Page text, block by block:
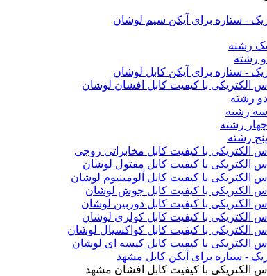
سیم لوشان
رشته
رشته
کابل لوشان
کابل افشان لوشان
رشته
سه رشته
رشته
رشته
کابل مخابراتی زوجی
کابل مفتول لوشان
کابل آلومینیوم لوشان
کابل جوش لوشان
کابل دوربین لوشان
کابل کولری لوشان
کابل کواکسیال لوشان
کابل کیسه ای لوشان
کابل مشهد
کابل افشان مشهد